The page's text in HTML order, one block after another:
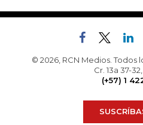
© 2026, RCN Medios. Todos
Cr. 13a 37-
(+57) 1